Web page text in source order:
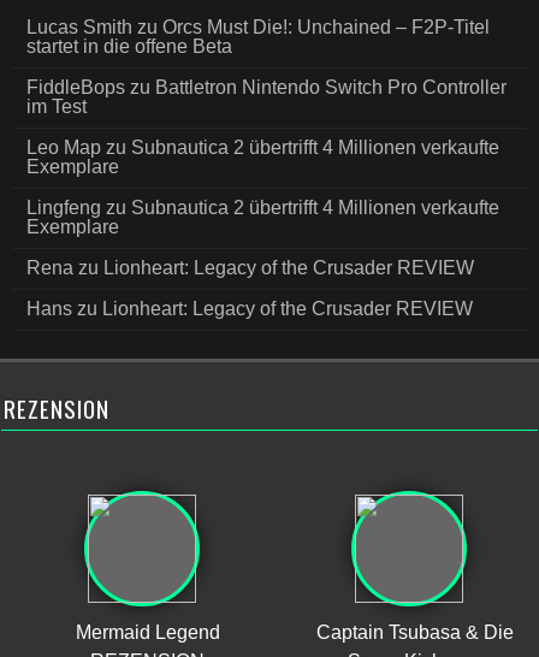
Lucas Smith zu Orcs Must Die!: Unchained – F2P-Titel
startet in die offene Beta
FiddleBops zu Battletron Nintendo Switch Pro Controller
im Test
Leo Map zu Subnautica 2 übertrifft 4 Millionen verkaufte
Exemplare
Lingfeng zu Subnautica 2 übertrifft 4 Millionen verkaufte
Exemplare
Rena zu Lionheart: Legacy of the Crusader REVIEW
Hans zu Lionheart: Legacy of the Crusader REVIEW
REZENSION
Mermaid Legend
Captain Tsubasa & Die